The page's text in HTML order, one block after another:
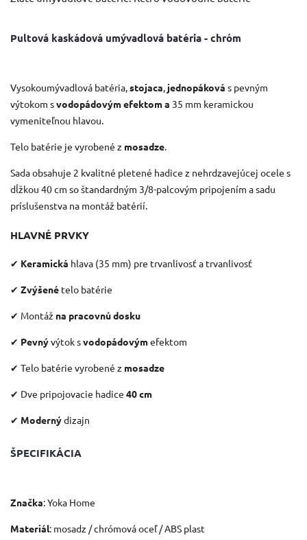
Pultová kaskádová umývadlová batéria - chróm
Vysokoumývadlová batéria, stojaca jednopáková s pevným
výtokom svodopádovým efektom a 35 mm keramickou
vymeniteľnou hlavou.
Telo batérie je vyrobené z mosadze
Sada obsahuje 2 kvalitné pletené hadice z nehrdzavejúcej ocele s
dĺžkou 40 cm so štandardným 3/8-palcovým pripojením a sadu
príslušenstva na montáž batérií.
HLAVNÉ PRVKY
✔ Keramická hlava (35 mm) pre trvanlivosť a trvanlivosť
✔ Zvýšené telo batérie
✔ Montáž na pracovnú dosku
✔ Pevnývýtok svodopádovýmefektom
✔ Telo batérie vyrobené z mosadze
✔ Dve pripojovacie hadice 40 cm
✔ Modernýdizajn
ŠPECIFIKÁCIA
Značka: Yoka Home
Materiál: mosadz / chrómová oceľ / ABS plast